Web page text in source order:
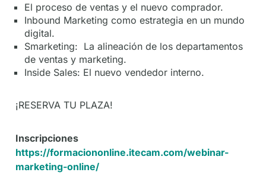
El proceso de ventas y el nuevo comprador.
Inbound Marketing como estrategia en un mundo
digital.
Smarketing: La alineación de los departamentos
de ventas y marketing.
Inside Sales: El nuevo vendedor interno.
¡RESERVA TU PLAZA!
Inscripciones
https://formaciononline.itecam.com/webinar-
marketing-online/